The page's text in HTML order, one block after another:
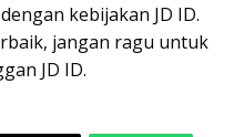
kebijakan JD ID.
jangan ragu untuk
JD ID.